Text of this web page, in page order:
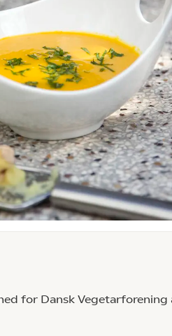
for Dansk Vegetarforening